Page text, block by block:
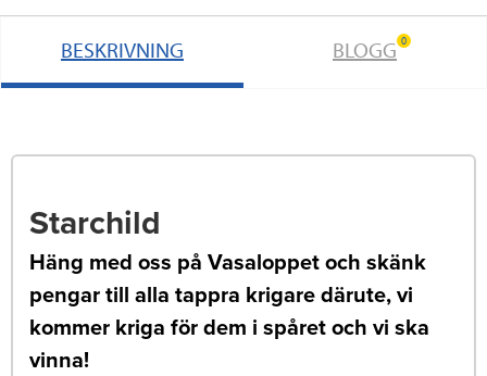
BESKRIVNING BLOGG 0
Starchild
Häng med oss på Vasaloppet och skänk
pengar till alla tappra krigare därute, vi
kommer kriga för dem i spåret och vi ska
vinna!